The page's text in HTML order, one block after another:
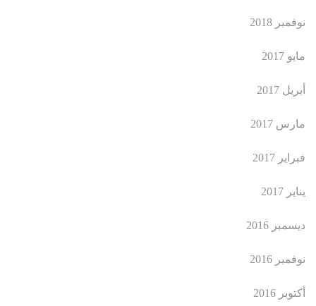
نوفمبر 2018
مايو 2017
أبريل 2017
مارس 2017
فبراير 2017
يناير 2017
ديسمبر 2016
نوفمبر 2016
أكتوبر 2016